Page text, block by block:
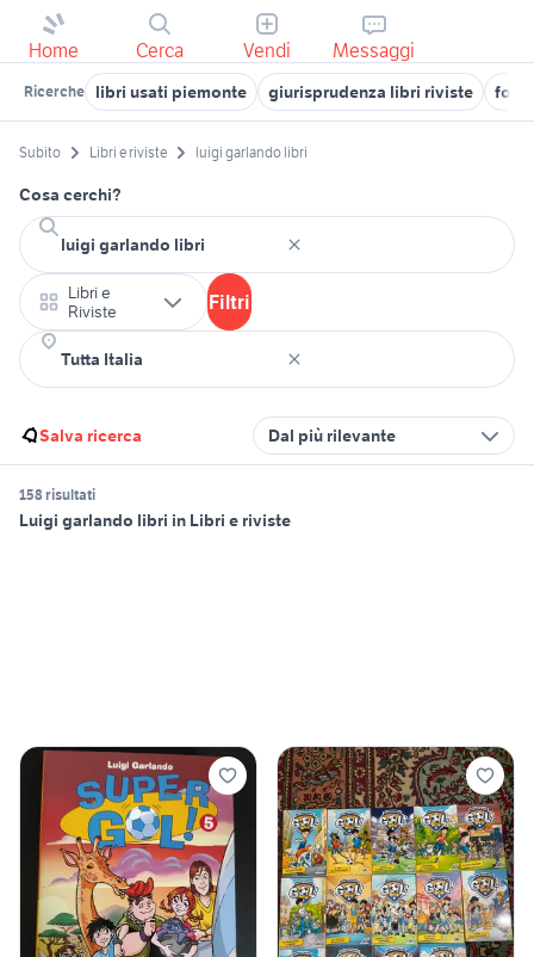
Home Cerca Vendi Messaggi
Ricerche libri usati piemonte giurisprudenza libri riviste
Subito Libri e riviste luigi garlando libri
Cosa cerchi?
Libri e
Riviste
Filtri
Salva ricerca Dal più rilevante
158 risultati
Luigi garlando libri in Libri e riviste